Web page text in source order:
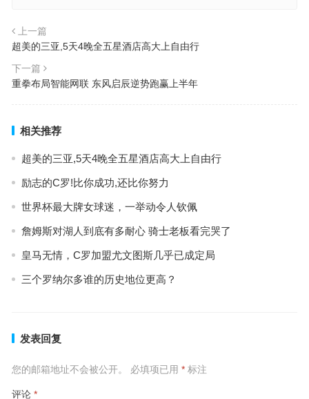
上一篇
超美的三亚,5天4晚全五星酒店高大上自由行
下一篇
重拳布局智能网联 东风启辰逆势跑赢上半年
相关推荐
超美的三亚,5天4晚全五星酒店高大上自由行
励志的C罗!比你成功,还比你努力
世界杯最大牌女球迷，一举动令人钦佩
詹姆斯对湖人到底有多耐心 骑士老板看完哭了
皇马无情，C罗加盟尤文图斯几乎已成定局
三个罗纳尔多谁的历史地位更高？
发表回复
您的邮箱地址不会被公开。 必填项已用 *标注
评论 *